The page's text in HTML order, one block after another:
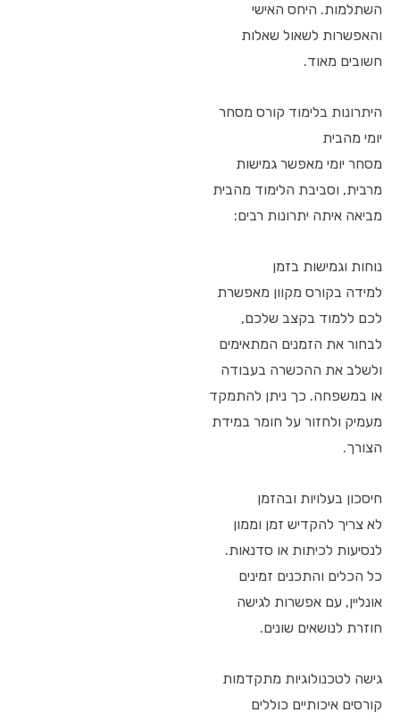
השתלמות. היחס האישי
והאפשרות לשאול שאלות
חשובים מאוד.
היתרונות בלימוד קורס מסחר
יומי מהבית
מסחר יומי מאפשר גמישות
מרבית, וסביבת הלימוד מהבית
מביאה איתה יתרונות רבים:
נוחות וגמישות בזמן
למידה בקורס מקוון מאפשרת
לכם ללמוד בקצב שלכם,
לבחור את הזמנים המתאימים
ולשלב את ההכשרה בעבודה
או במשפחה. כך ניתן להתמקד
מעמיק ולחזור על חומר במידת
הצורך.
חיסכון בעלויות ובהזמן
לא צריך להקדיש זמן וממון
לנסיעות לכיתות או סדנאות.
כל הכלים והתכנים זמינים
אונליין, עם אפשרות לגישה
חוזרת לנושאים שונים.
גישה לטכנולוגיות מתקדמות
קורסים איכותיים כוללים